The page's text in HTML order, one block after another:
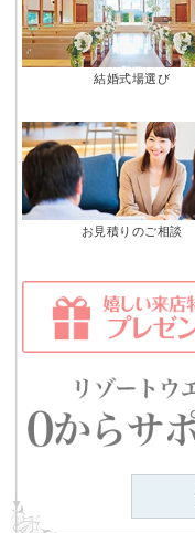
結婚式場選び
お見積りのご相談